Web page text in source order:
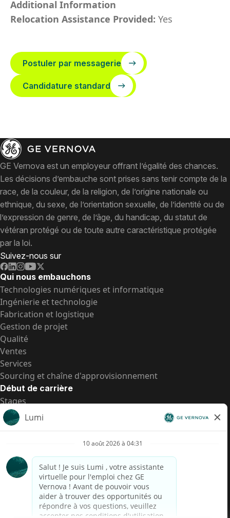
Additional Information
Relocation Assistance Provided: Yes
Postuler par messagerie
Candidature standard
GE Vernova est un employeur offrant l’égalité des chances.
Les décisions d’embauche sont prises sans tenir compte de la
race, de la couleur, de la religion, de l’origine nationale ou
ethnique, du sexe, de l’orientation sexuelle, de l’identité ou de
l’expression de genre, de l’âge, du handicap, du statut de
vétéran protégé ou de toute autre caractéristique protégée
par la loi.
Suivez-nous sur
Qui nous embauchons
Technologies numériques et informatique
Ingénierie et technologie
Fabrication et logistique
Gestion de projet
Qualité
Ventes
Services
Sourcing et chaîne d'approvisionnement
Début de carrière
Stages
Postes de d’entrée
Toutes les opportunités
Avis de confidentialité de candidat
Alerte fraude
Transparence salariale au Brésil (Relatório de
Transparência Salarial)